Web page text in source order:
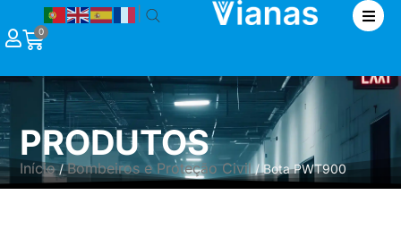
0
PRODUTOS
Início/Bombeiros e Proteção Civil/ Bota PWT900